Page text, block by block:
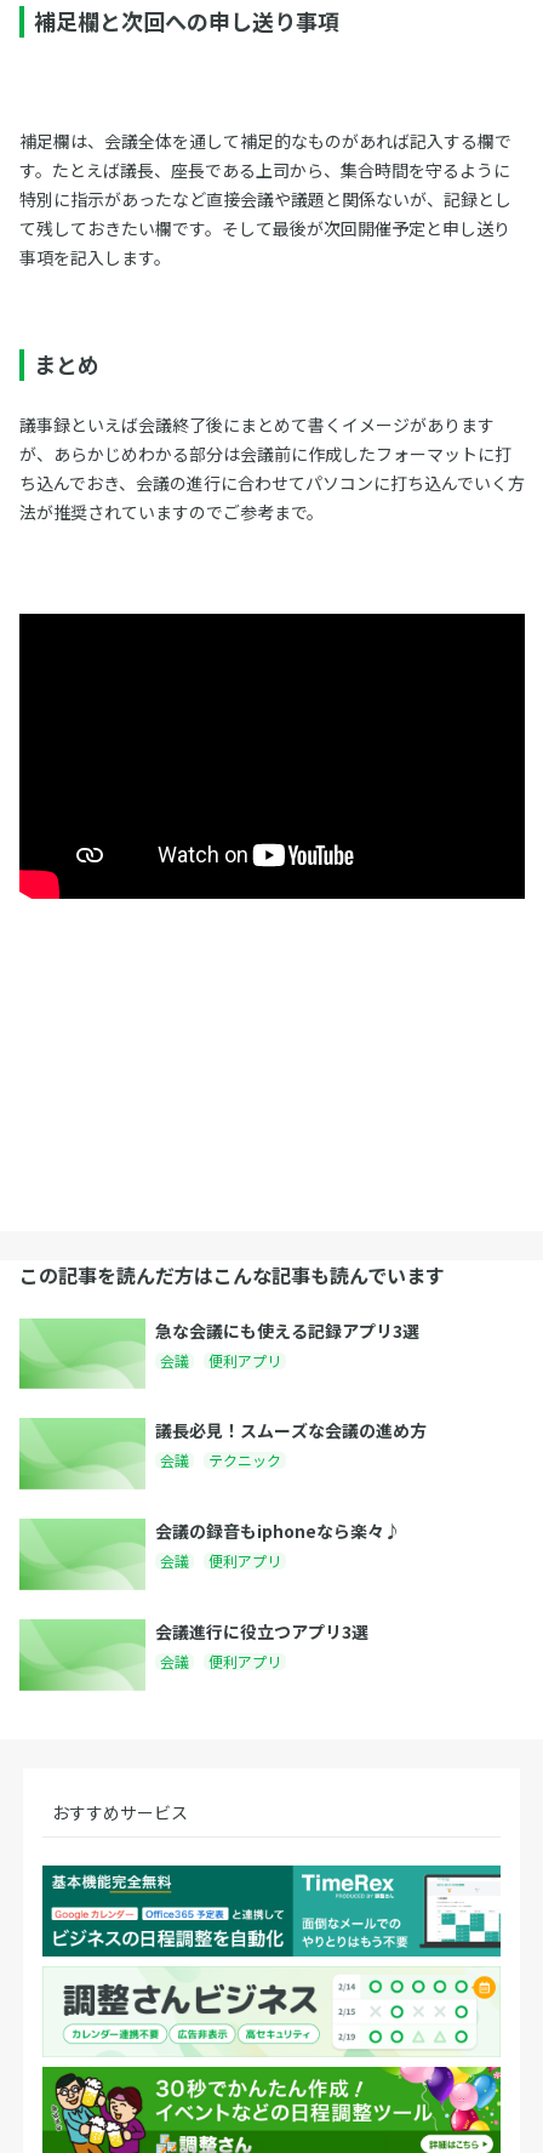
補足欄と次回への申し送り事項
補足欄は、会議全体を通して補足的なものがあれば記入する欄で
す。たとえば議長、座長である上司から、集合時間を守るように
特別に指示があったなど直接会議や議題と関係ないが、記録とし
て残しておきたい欄です。そして最後が次回開催予定と申し送り
事項を記入します。
まとめ
議事録といえば会議終了後にまとめて書くイメージがあります
が、あらかじめわかる部分は会議前に作成したフォーマットに打
ち込んでおき、会議の進行に合わせてパソコンに打ち込んでいく方
法が推奨されていますのでご参考まで。
この記事を読んだ方はこんな記事も読んでいます
急な会議にも使える記録アプリ3選
会議 便利アプリ
議長必見！スムーズな会議の進め方
会議 テクニック
会議の録音もiphoneなら楽々♪
会議 便利アプリ
会議進行に役立つアプリ3選
会議 便利アプリ
おすすめサービス